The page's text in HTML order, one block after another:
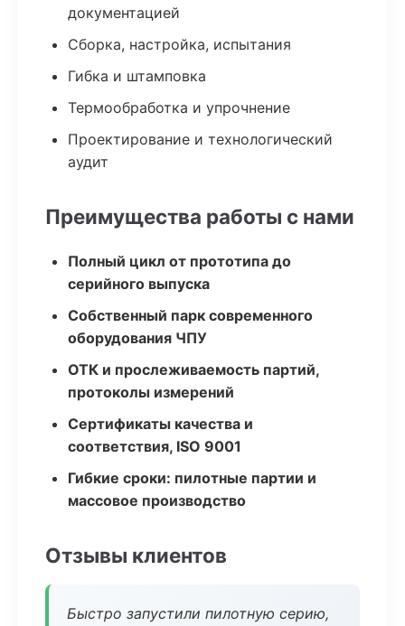
документацией
Сборка, настройка, испытания
Гибка и штамповка
Термообработка и упрочнение
Проектирование и технологический
аудит
Преимущества работы с нами
Полный цикл от прототипа до
серийного выпуска
Собственный парк современного
оборудования ЧПУ
ОТК и прослеживаемость партий,
протоколы измерений
Сертификаты качества и
соответствия, ISO 9001
Гибкие сроки: пилотные партии и
массовое производство
Отзывы клиентов
Быстро запустили пилотную серию,